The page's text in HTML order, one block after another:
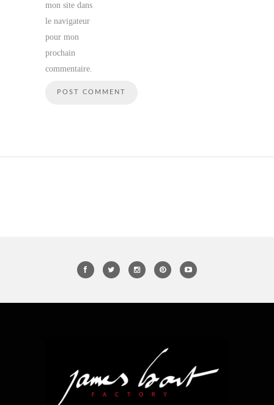
mon site dans
le navigateur
pour mon
prochain
commentaire.